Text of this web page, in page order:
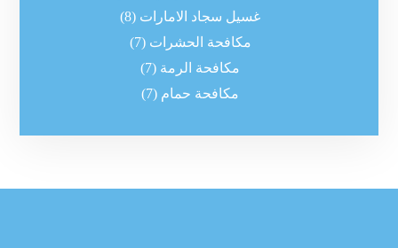
غسيل سجاد الامارات (8)
مكافحة الحشرات (7)
مكافحة الرمة (7)
مكافحة حمام (7)